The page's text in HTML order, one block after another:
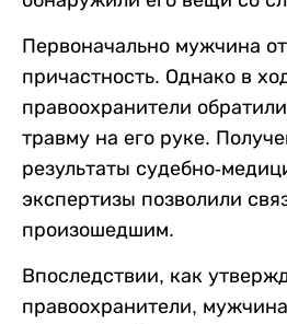
Первоначально мужчина
причастность. Однако в
правоохранители
травму на его руке.
результаты судебно-
экспертизы позволили
произошедшим.
Впоследствии, как
правоохранители,